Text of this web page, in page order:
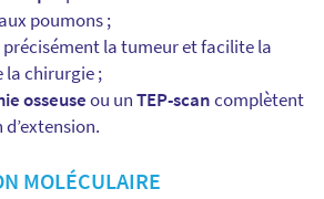
poumons ;
précisément la tumeur et facilite la
chirurgie ;
osseuseou unTEP-scancomplètent
MOLÉCULAIRE